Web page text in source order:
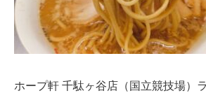
ホープ軒 千駄ヶ谷店（国立競技場）